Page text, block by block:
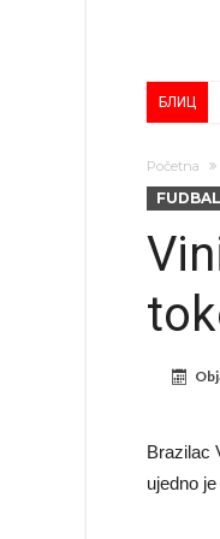
БЛИЦ
Početna
FUDBAL
Brazilac
ujedno